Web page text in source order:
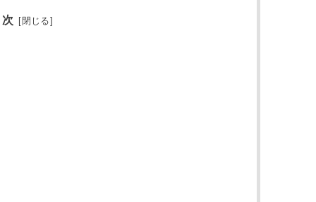
[閉じる]